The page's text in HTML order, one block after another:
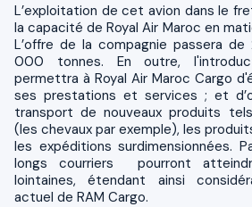
L’exploitation de cet avion dans le
la capacité de Royal Air Maroc en
L’offre de la compagnie passera
000 tonnes. En outre,
permettra à Royal Air Maroc Cargo
ses prestations et services ; et
transport de nouveaux produits
(les chevaux par exemple), les
les expéditions surdimensionnées.
longs courriers pourront
lointaines, étendant ainsi
actuel de RAM Cargo.